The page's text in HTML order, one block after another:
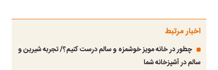
اخبار مرتبط
چطور در خانه مویز خوشمزه و سالم درست کنیم؟/ تجربه شیرین و
سالم در آشپزخانه شما